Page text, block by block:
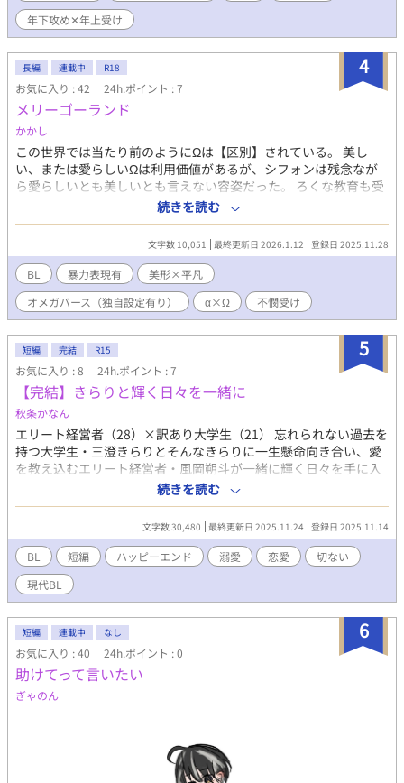
年下攻め✕年上受け
4
長編 連載中 R18
お気に入り : 42 24h.ポイント : 7
メリーゴーランド
かかし
この世界では当たり前のようにΩは【区別】されている。 美し
い、または愛らしいΩは利用価値があるが、シフォンは残念なが
ら愛らしいとも美しいとも言えない容姿だった。 ろくな教育も受
けれず、家族からは疎まれ、使用人からは嘲笑される日々。 そん
なある日、シフォンは父親からとあるαと結婚するようにと言われ
る。 そしてそれが、更なる地獄へとシフォンを堕としていくのだ
った……… ※差別的な表現があります ※バットエンドという訳で
はないですが、ハッピーエンドでもないです ※予告無く性描写が
入ります blueskyで呟いたネタにバーッと肉付けしたやつパート
２。 書けた時にあげていくスタイルです。
続きを読む
文字数 10,051 最終更新日 2026.1.12 登録日 2025.11.28
BL 暴力表現有
美形×平凡
オメガバース（独自設定有り）
α×Ω 不憫受け
5
短編 完結 R15
お気に入り : 8 24h.ポイント : 7
【完結】きらりと輝く日々を一緒に
秋条かなん
エリート経営者（28）×訳あり大学生（21） 忘れられない過去を
持つ大学生・三澄きらりとそんなきらりに一生懸命向き合い、愛
を教え込むエリート経営者・風岡朔斗が一緒に輝く日々を手に入
れるまでの話。 ※一部暴力表現有り BL作品の執筆は初めてです。
お手柔らかにお願いします。 この作品は他サイトでも投稿してい
ます。 11/14 20:00 ～完～ 番外編も書き終わり次第投稿します。
番外編はただ受けをよしよしする溺愛物語です、、。
続きを読む
文字数 30,480 最終更新日 2025.11.24 登録日 2025.11.14
BL 短編 ハッピーエンド 溺愛 恋愛
切ない
現代BL
6
短編 連載中 なし
お気に入り : 40 24h.ポイント : 0
助けてって言いたい
ぎゃのん